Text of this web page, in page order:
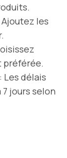
Ajoutez les
préférée.
: Les délais
jours selon